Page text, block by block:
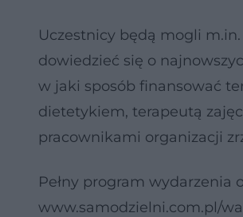
Uczestnicy będą mogli
dowiedzieć się o
w jaki sposób finansować
dietetykiem, terapeutą
pracownikami organizacji
Pełny program wydarzenia
www.samodzielni.com.pl/